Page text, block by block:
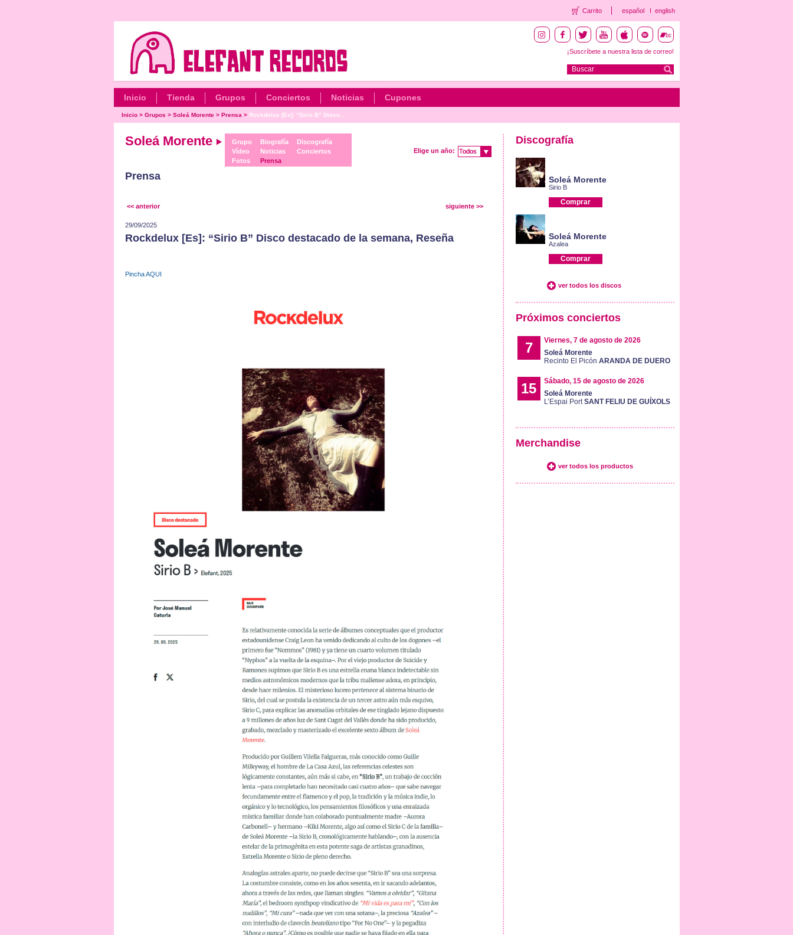
Carrito español english
¡Suscríbete a nuestra lista de correo!
Inicio Tienda Grupos Conciertos Noticias Cupones
Inicio> Grupos > Soleá Morente> Prensa > Rockdelux [Es]: “Sirio B” Disco...
Soleá Morente
Grupo
Vídeo
Fotos
Biografía
Noticias
Prensa
Discografía
Conciertos
Elige un año: Todos
Todos
Prensa
<< anterior siguiente >>
29/09/2025
Rockdelux [Es]: “Sirio B” Disco destacado de la semana, Reseña
Pincha AQUI
Discografía
Soleá Morente
Sirio B
Comprar
Soleá Morente
Azalea
Comprar
ver todos los discos
Próximos conciertos
7
Viernes, 7 de agosto de 2026
Soleá Morente
Recinto El Picón ARANDA DE DUERO
15
Sábado, 15 de agosto de 2026
Soleá Morente
L’Espai PortSANT FELIU DE GUÍXOLS
Merchandise
ver todos los productos